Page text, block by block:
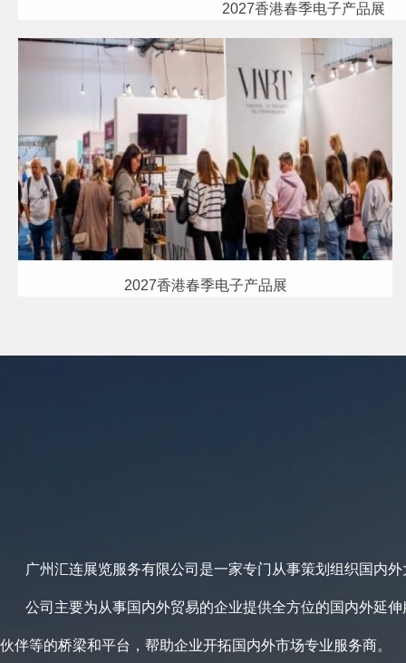
2027香港春季电子产品展
2027香港春季电子产品展
广州汇连展览服务有限公司是一家专门从事策划组织国内
公司主要为从事国内外贸易的企业提供全方位的国内外延
伙伴等的桥梁和平台，帮助企业开拓国内外市场专业服务商。